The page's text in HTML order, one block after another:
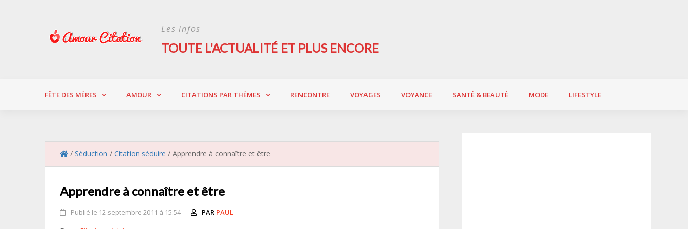
Les infos
TOUTE L'ACTUALITÉ ET PLUS ENCORE
FÊTE DES MÈRES AMOUR CITATIONS PAR THÈMES RENCONTRE VOYAGES VOYANCE SANTÉ & BEAUTÉ MODE LIFESTYLE
/ Séduction / Citation séduire / Apprendre à connaître et être
Apprendre à connaître et être
Publié le 12 septembre 2011 à 15:54 PAR PAUL